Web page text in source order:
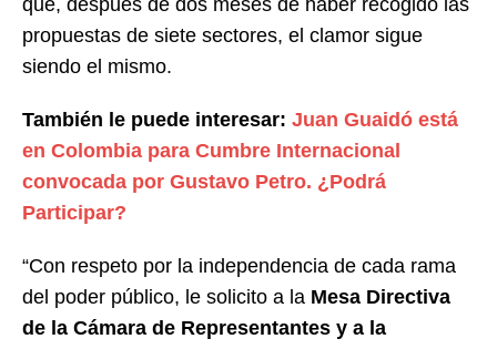
que, después de dos meses de haber recogido las
propuestas de siete sectores, el clamor sigue
siendo el mismo.
También le puede interesar: Juan Guaidó está
en Colombia para Cumbre Internacional
convocada por Gustavo Petro. ¿Podrá
Participar?
“Con respeto por la independencia de cada rama
del poder público, le solicito a la Mesa Directiva
de la Cámara de Representantes y a la